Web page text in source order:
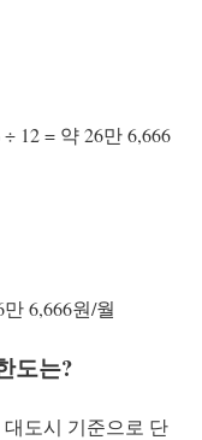
12 = 약 26만 6,666
6,666원/월
도는?
도시 기준으로 단